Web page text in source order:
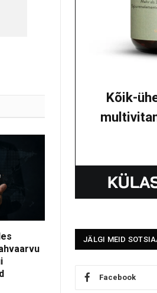
Kõik-
JÄLGI MEID
Facebook